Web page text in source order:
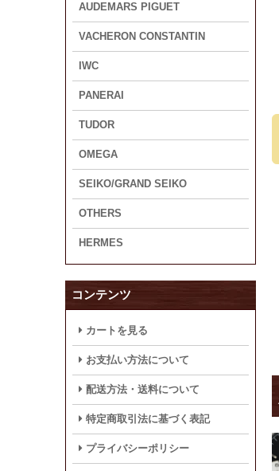
AUDEMARS PIGUET
VACHERON CONSTANTIN
IWC
PANERAI
TUDOR
OMEGA
SEIKO/GRAND SEIKO
OTHERS
HERMES
コンテンツ
カートを見る
お支払い方法について
配送方法・送料について
特定商取引法に基づく表記
プライバシーポリシー